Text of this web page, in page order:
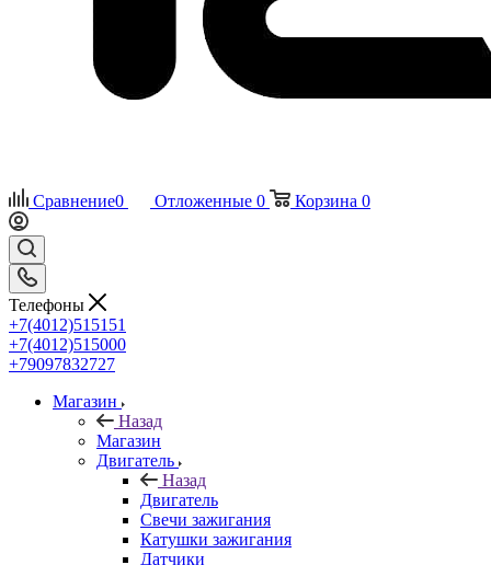
Сравнение0 Отложенные 0 Корзина 0
Телефоны
+7(4012)515151
+7(4012)515000
+79097832727
Магазин
Назад
Магазин
Двигатель
Назад
Двигатель
Свечи зажигания
Катушки зажигания
Датчики